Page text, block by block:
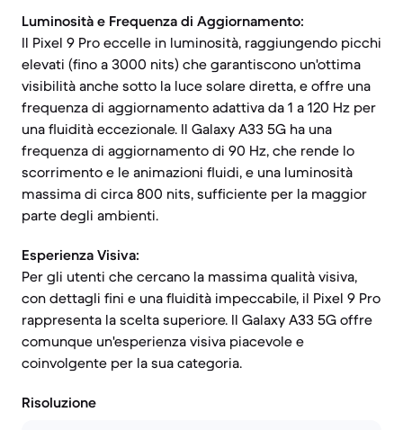
Luminosità e Frequenza di Aggiornamento:
Il Pixel 9 Pro eccelle in luminosità, raggiungendo picchi
elevati (fino a 3000 nits) che garantiscono un'ottima
visibilità anche sotto la luce solare diretta, e offre una
frequenza di aggiornamento adattiva da 1 a 120 Hz per
una fluidità eccezionale. Il Galaxy A33 5G ha una
frequenza di aggiornamento di 90 Hz, che rende lo
scorrimento e le animazioni fluidi, e una luminosità
massima di circa 800 nits, sufficiente per la maggior
parte degli ambienti.
Esperienza Visiva:
Per gli utenti che cercano la massima qualità visiva,
con dettagli fini e una fluidità impeccabile, il Pixel 9 Pro
rappresenta la scelta superiore. Il Galaxy A33 5G offre
comunque un'esperienza visiva piacevole e
coinvolgente per la sua categoria.
Risoluzione